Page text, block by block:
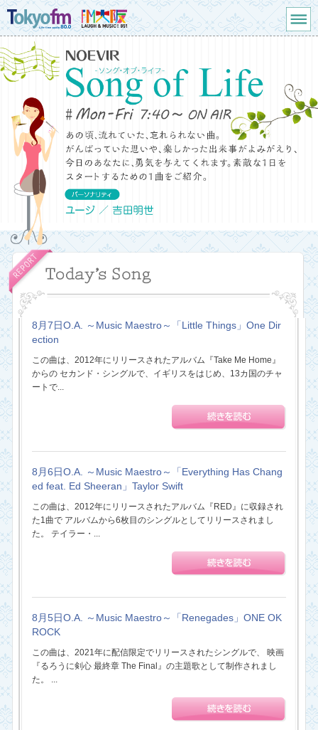
8月7日O.A. ～Music Maestro～「Little Things」One Dir
ection
この曲は、2012年にリリースされたアルバム『Take Me Home』
からの セカンド・シングルで、イギリスをはじめ、13カ国のチャ
ートで...
8月6日O.A. ～Music Maestro～「Everything Has Chang
ed feat. Ed Sheeran」Taylor Swift
この曲は、2012年にリリースされたアルバム『RED』に収録され
た1曲で アルバムから6枚目のシングルとしてリリースされまし
た。 テイラー・...
8月5日O.A. ～Music Maestro～「Renegades」ONE OK
ROCK
この曲は、2021年に配信限定でリリースされたシングルで、 映画
『るろうに剣心 最終章 The Final』の主題歌として制作されまし
た。 ...